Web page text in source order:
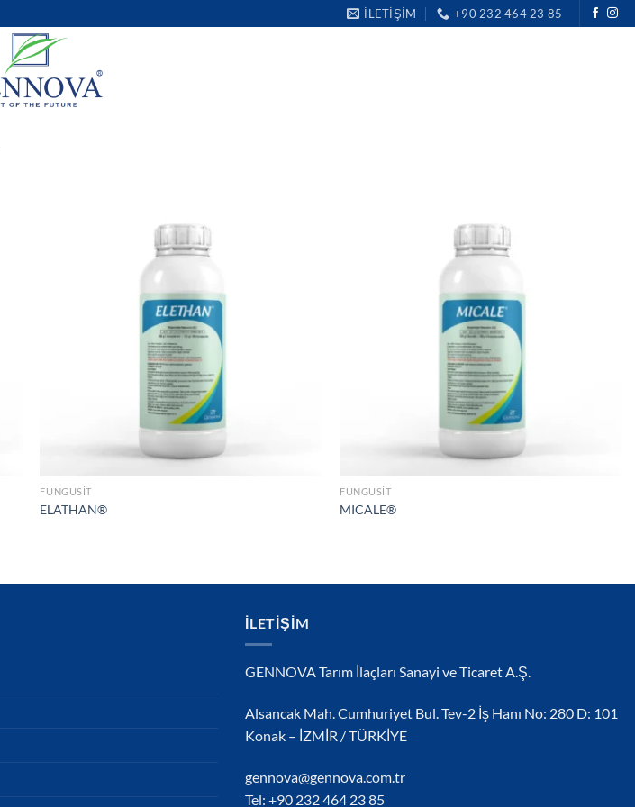
İLETIŞIM +90 232 464 23 85
FUNGUSIT
ELATHAN®
FUNGUSIT
MICALE®
İLETIŞIM
GENNOVA Tarım İlaçları Sanayi ve Ticaret A.Ş.
Alsancak Mah. Cumhuriyet Bul. Tev-2 İş Hanı No: 280 D: 101
Konak – İZMİR / TÜRKİYE
gennova@gennova.com.tr
Tel: +90 232 464 23 85